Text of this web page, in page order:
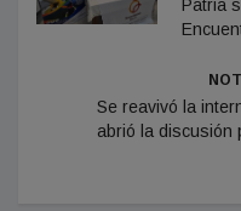
Patria
Se reavivó la
abrió la discusión